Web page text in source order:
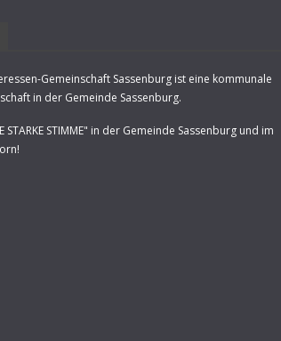
Gemeinschaft Sassenburg ist eine kommunale
in der Gemeinde Sassenburg.
STARKE STIMME" in der Gemeinde Sassenburg und im